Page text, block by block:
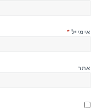
אימייל *
אתר